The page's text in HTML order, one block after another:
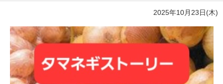
2025年10月23日(木)